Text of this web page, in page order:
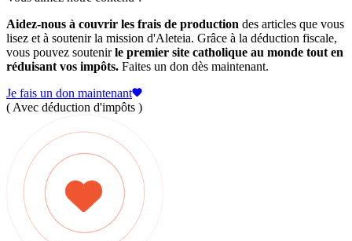
Aidez-nous à couvrir les frais de production des articles que vous
lisez et à soutenir la mission d'Aleteia. Grâce à la déduction fiscale,
vous pouvez soutenirle premier site catholique au monde tout en
réduisant vos impôts. Faites un don dès maintenant.
Je fais un don maintenant
( Avec déduction d'impôts )